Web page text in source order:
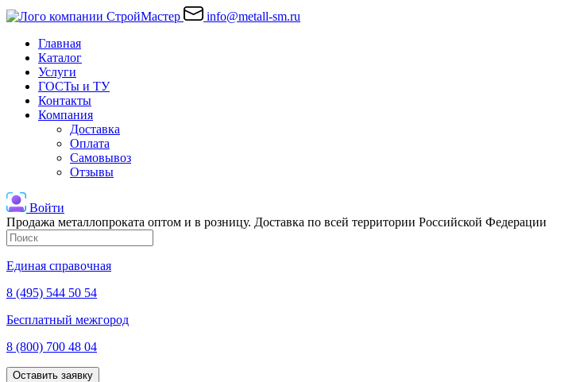
info@metall-sm.ru
Главная
Каталог
Услуги
ГОСТы и ТУ
Контакты
Компания
Доставка
Оплата
Самовывоз
Отзывы
Войти
Продажа металлопроката оптом и в розницу. Доставка по всей территории Российской Федерации
Единая справочная
8 (495) 544 50 54
Бесплатный межгород
8 (800) 700 48 04
Оставить заявку